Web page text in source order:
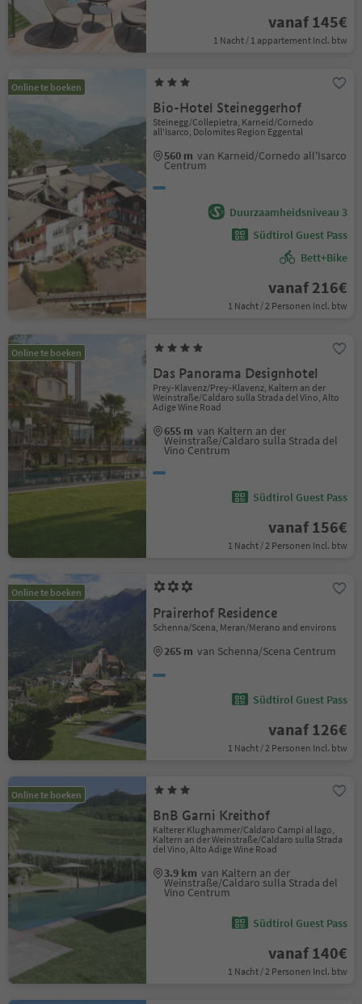
vanaf 145€
1 Nacht / 1 appartement Incl. btw
Online te boeken
Bio-Hotel Steineggerhof
Steinegg/Collepietra, Karneid/Cornedo
all'Isarco, Dolomites Region Eggental
560 m van Karneid/Cornedo all'Isarco
Centrum
Duurzaamheidsniveau 3
Südtirol Guest Pass
Bett+Bike
vanaf 216€
1 Nacht / 2 Personen Incl. btw
Online te boeken
Das Panorama Designhotel
Prey-Klavenz/Prey-Klavenz, Kaltern an der
Weinstraße/Caldaro sulla Strada del Vino, Alto
Adige Wine Road
655 m van Kaltern an der
Weinstraße/Caldaro sulla Strada del
Vino Centrum
Südtirol Guest Pass
vanaf 156€
1 Nacht / 2 Personen Incl. btw
Online te boeken
Prairerhof Residence
Schenna/Scena, Meran/Merano and environs
265 m van Schenna/Scena Centrum
Südtirol Guest Pass
vanaf 126€
1 Nacht / 2 Personen Incl. btw
Online te boeken
BnB Garni Kreithof
Kalterer Klughammer/Caldaro Campi al lago,
Kaltern an der Weinstraße/Caldaro sulla Strada
del Vino, Alto Adige Wine Road
3.9 km van Kaltern an der
Weinstraße/Caldaro sulla Strada del
Vino Centrum
Südtirol Guest Pass
vanaf 140€
1 Nacht / 2 Personen Incl. btw